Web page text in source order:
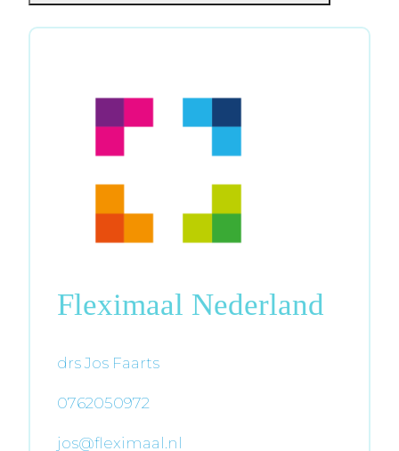
Fleximaal Nederland
drs Jos Faarts
0762050972
jos@fleximaal.nl